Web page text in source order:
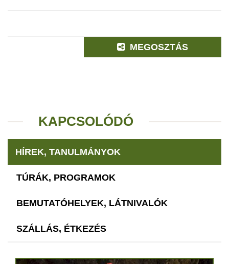
MEGOSZTÁS
KAPCSOLÓDÓ
HÍREK, TANULMÁNYOK
TÚRÁK, PROGRAMOK
BEMUTATÓHELYEK, LÁTNIVALÓK
SZÁLLÁS, ÉTKEZÉS